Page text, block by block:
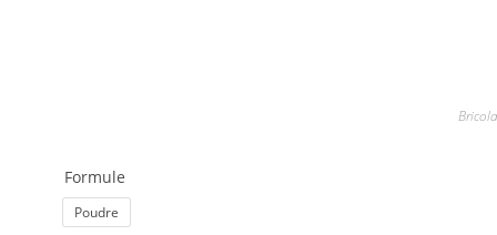
Formule
Poudre